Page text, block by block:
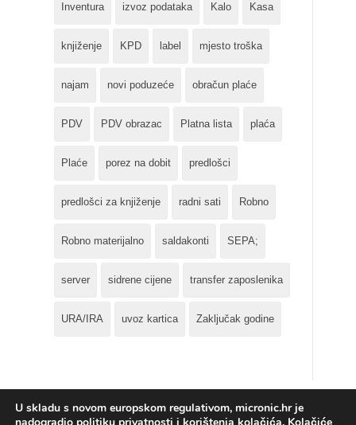
Inventura izvoz podataka Kalo Kasa
knjiženje KPD label mjesto troška
najam novi poduzeće obračun plaće
PDV PDV obrazac Platna lista plaća
Plaće porez na dobit predlošci
predlošci za knjiženje radni sati Robno
Robno materijalno saldakonti SEPA;
server sidrene cijene transfer zaposlenika
URA/IRA uvoz kartica Zaključak godine
U skladu s novom europskom regulativom, micronic.hr je